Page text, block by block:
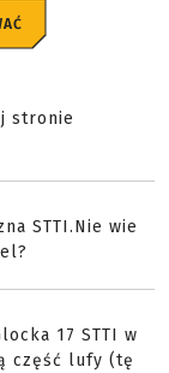
stronie
STTI.Nie wie
17 STTI w
część lufy (tę